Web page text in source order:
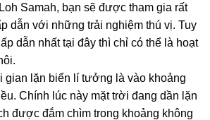
Samah, bạn sẽ được tham gia rất
dẫn với những trải nghiệm thú vị. Tuy
dẫn nhất tại đây thì chỉ có thể là hoạt
gian lặn biển lí tưởng là vào khoảng
Chính lúc này mặt trời đang dần lặn
được đắm chìm trong khoảng không